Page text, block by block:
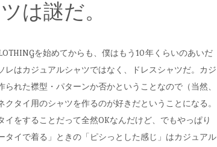
は謎だ。
を始めてからも、僕はもう10年くらいのあいだ
レはカジュアルシャツではなく、ドレスシャツだ。カジ
れた襟型・パターンか否かということなので（当然、
タイ用のシャツを作るのが好きだということになる。
をすることだって全然OKなんだけど、でもやっぱり
タイで着る」ときの「ピシっとした感じ」はカジュアル